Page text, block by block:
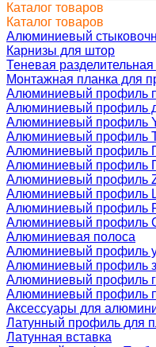
Каталог товаров
Каталог товаров
Алюминиевый
Карнизы для штор
Теневая разделительная
Монтажная планка для
Алюминиевый профиль
Алюминиевый профиль
Алюминиевый профиль
Алюминиевый профиль
Алюминиевый профиль
Алюминиевый профиль
Алюминиевый профиль
Алюминиевый профиль
Алюминиевый профиль
Алюминиевый профиль
Алюминиевая полоса
Алюминиевый профиль
Алюминиевый профиль
Алюминиевый профиль
Алюминиевый профиль
Аксессуары для
Латунный профиль для
Латунная вставка